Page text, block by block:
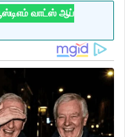
வாட்ஸ் ஆப்